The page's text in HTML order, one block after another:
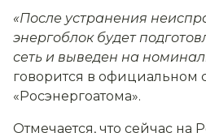
«После устранения
энергоблок будет
сеть и выведен на
говорится в официальном
«Росэнергоатома».
Отмечается, что сейчас на